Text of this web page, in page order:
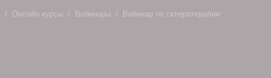
Онлайн курсы Вебинары Вебинар по склеротерапии